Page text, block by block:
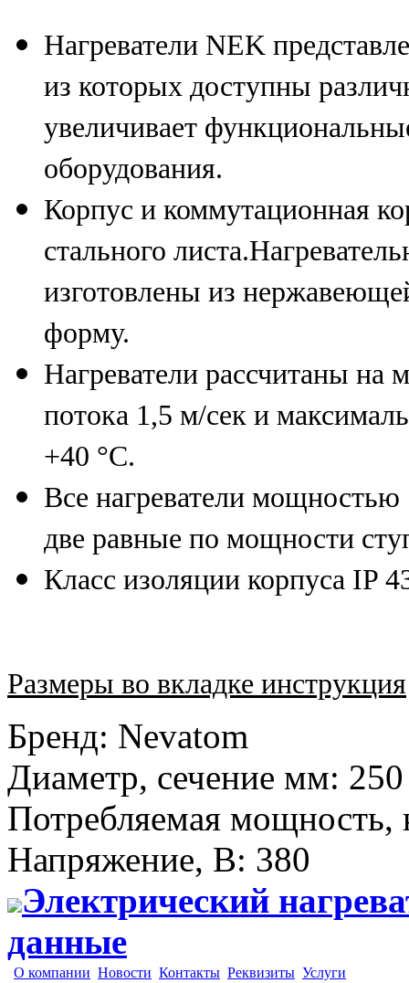
Нагреватели NEK
из которых доступны
увеличивает
оборудования.
Корпус и коммутационная
стального
изготовлены из
форму.
Нагреватели рассчитаны на
потока 1,5 м/сек и
+40 °С.
Все нагреватели
две равные по мощности
Класс изоляции корпуса IP
Размеры во вкладке инструкция
Бренд: Nevatom
Диаметр, сечение мм: 250
Потребляемая мощность,
Напряжение, В: 380
Электрический
данные
О компании Новости Контакты Реквизиты Услуги